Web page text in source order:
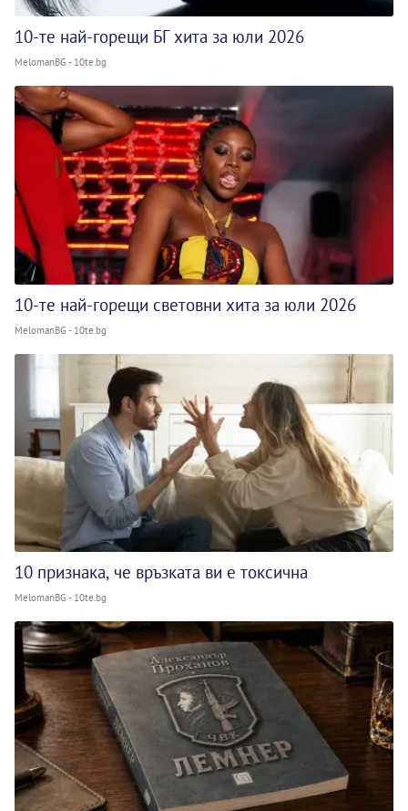
10-те най-горещи БГ хита за юли 2026
MelomanBG - 10te.bg
10-те най-горещи световни хита за юли 2026
MelomanBG - 10te.bg
10 признака, че връзката ви е токсична
MelomanBG - 10te.bg